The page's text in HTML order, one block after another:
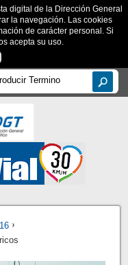
digital de la Dirección General
la navegación. Las cookies
de carácter personal. Si
acepta su uso.